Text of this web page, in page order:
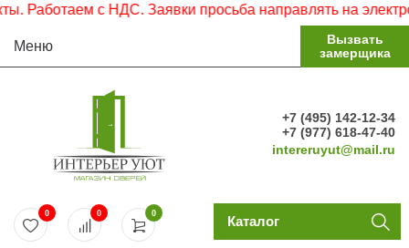
с НДС. Заявки просьба направлять на
Меню
Вызвать
замерщика
+7 (495) 142-12-34
+7 (977) 618-47-40
intereruyut@mail.ru
0
0 0 Каталог